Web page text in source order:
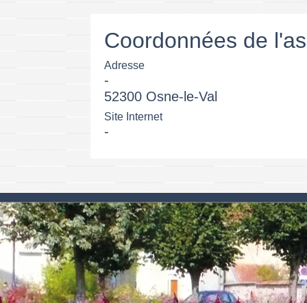
Coordonnées de
Adresse
-
52300 Osne-le-Val
Site Internet
-